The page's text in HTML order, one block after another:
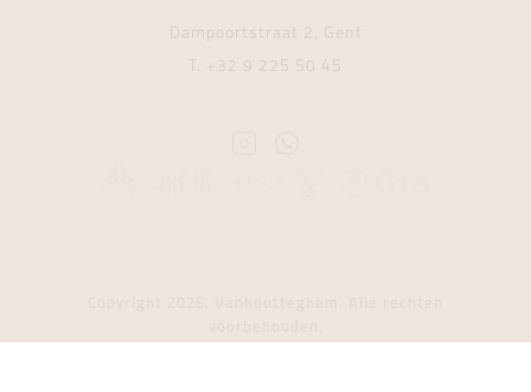
Dampoortstraat 2, Gent
T. +32 9 225 50 45